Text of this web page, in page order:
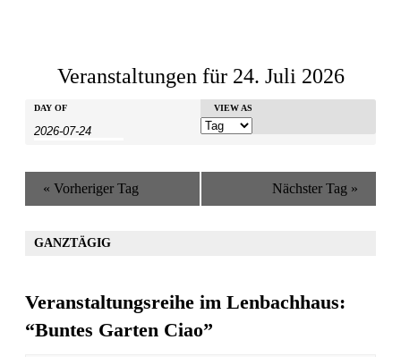
Veranstaltungen für 24. Juli 2026
Veranstaltungen
Suche
Ansichten,
Navigation
Veranstaltungen
Search
DAY OF
Veranstaltung
Ansichten-
VIEW AS
« Vorheriger Tag Nächster Tag »
GANZTÄGIG
Veranstaltungsreihe im Lenbachhaus:
“Buntes Garten Ciao”